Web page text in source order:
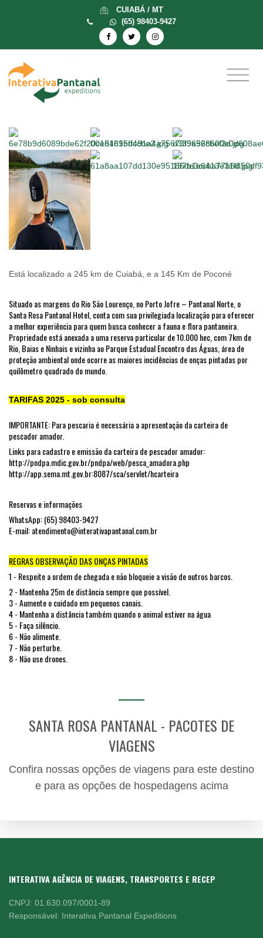
CUIABÁ / MT
(65) 98403-9427
Está localizado a 245 km de Cuiabá, e a 145 Km de Poconé
Situado as margens do Rio São Lourenço, no Porto Jofre – Pantanal Norte, o
Santa Rosa Pantanal Hotel, conta com sua privilegiada localização para oferecer
a melhor experiência para quem busca conhecer a fauna e flora pantaneira.
Propriedade está anexada a uma reserva particular de 10.000 hec, com 7km de
Rio, Baias e Ninhais e vizinha ao Parque Estadual Encontro das Águas, área de
proteção ambiental onde ocorre as maiores incidências de onças pintadas por
quilômetro quadrado do mundo.
TARIFAS 2025 - sob consulta
IMPORTANTE: Para pescaria é necessária a apresentação da carteira de
pescador amador.
Links para cadastro e emissão da carteira de pescador amador:
http://pndpa.mdic.gov.br/pndpa/web/pesca_amadora.php
http://app.sema.mt.gov.br:8087/sca/servlet/hcarteira
Reservas e informações
WhatsApp: (65) 98403-9427
E-mail: atendimento@interativapantanal.com.br
REGRAS OBSERVAÇÃO DAS ONÇAS PINTADAS
1 - Respeite a ordem de chegada e não bloqueie a visão de outros barcos.
2 - Mantenha 25m de distância sempre que possível.
3 - Aumente o cuidado em pequenos canais.
4 - Mantenha a distância também quando o animal estiver na água
5 - Faça silêncio.
6 - Não alimente.
7 - Não perturbe.
8 - Não use drones.
SANTA ROSA PANTANAL - PACOTES DE
VIAGENS
Confira nossas opções de viagens para este destino
e para as opções de hospedagens acima
INTERATIVA AGÊNCIA DE VIAGENS, TRANSPORTES E RECEP
CNPJ: 01.630.097/0001-89
Responsável: Interativa Pantanal Expeditions